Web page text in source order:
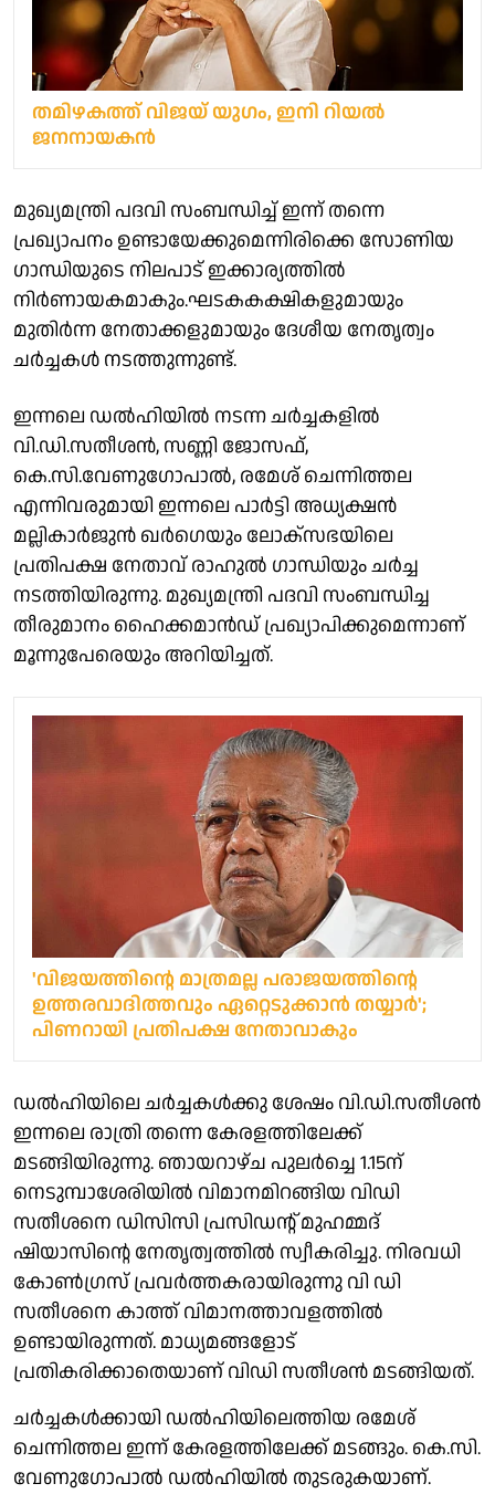
തമിഴകത്ത് വിജയ് യുഗം, ഇനി റിയല്‍
ജനനായകൻ
മുഖ്യമന്ത്രി പദവി സംബന്ധിച്ച് ഇന്ന് തന്നെ
പ്രഖ്യാപനം ഉണ്ടായേക്കുമെന്നിരിക്കെ സോണിയ
ഗാന്ധിയുടെ നിലപാട് ഇക്കാര്യത്തില്‍
നിര്‍ണായകമാകും.ഘടകകക്ഷികളുമായും
മുതിര്‍ന്ന നേതാക്കളുമായും ദേശീയ നേതൃത്വം
ചര്‍ച്ചകള്‍ നടത്തുന്നുണ്ട്.
ഇന്നലെ ഡല്‍ഹിയില്‍ നടന്ന ചര്‍ച്ചകളില്‍
വി.ഡി.സതീശന്‍, സണ്ണി ജോസഫ്,
കെ.സി.വേണുഗോപാല്‍, രമേശ് ചെന്നിത്തല
എന്നിവരുമായി ഇന്നലെ പാര്‍ട്ടി അധ്യക്ഷന്‍
മല്ലികാര്‍ജുന്‍ ഖര്‍ഗെയും ലോക്‌സഭയിലെ
പ്രതിപക്ഷ നേതാവ് രാഹുല്‍ ഗാന്ധിയും ചര്‍ച്ച
നടത്തിയിരുന്നു. മുഖ്യമന്ത്രി പദവി സംബന്ധിച്ച
തീരുമാനം ഹൈക്കമാന്‍ഡ് പ്രഖ്യാപിക്കുമെന്നാണ്
മൂന്നുപേരെയും അറിയിച്ചത്.
'വിജയത്തിന്റെ മാത്രമല്ല പരാജയത്തിന്റെ
ഉത്തരവാദിത്തവും ഏറ്റെടുക്കാൻ തയ്യാർ';
പിണറായി പ്രതിപക്ഷ നേതാവാകും
ഡല്‍ഹിയിലെ ചര്‍ച്ചകള്‍ക്കു ശേഷം വി.ഡി.സതീശന്‍
ഇന്നലെ രാത്രി തന്നെ കേരളത്തിലേക്ക്
മടങ്ങിയിരുന്നു. ഞായറാഴ്ച പുലര്‍ച്ചെ 1.15ന്
നെടുമ്പാശേരിയില്‍ വിമാനമിറങ്ങിയ വിഡി
സതീശനെ ഡിസിസി പ്രസിഡന്റ് മുഹമ്മദ്
ഷിയാസിന്റെ നേതൃത്വത്തില്‍ സ്വീകരിച്ചു. നിരവധി
കോണ്‍ഗ്രസ് പ്രവര്‍ത്തകരായിരുന്നു വി ഡി
സതീശനെ കാത്ത് വിമാനത്താവളത്തില്‍
ഉണ്ടായിരുന്നത്. മാധ്യമങ്ങളോട്
പ്രതികരിക്കാതെയാണ് വിഡി സതീശന്‍ മടങ്ങിയത്.
ചര്‍ച്ചകള്‍ക്കായി ഡല്‍ഹിയിലെത്തിയ രമേശ്
ചെന്നിത്തല ഇന്ന് കേരളത്തിലേക്ക് മടങ്ങും. കെ.സി.
വേണുഗോപാല്‍ ഡല്‍ഹിയില്‍ തുടരുകയാണ്.